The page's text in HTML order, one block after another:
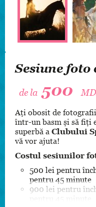
Sesiune foto
de la 500
Aţi obosit de
într-un basm şi să fiţi
superbă a Clubului
vă vor ajuta!
Costul sesiunilor
500 lei pentru
pentru 45 minute
900 lei pentru
pentru 45 minute